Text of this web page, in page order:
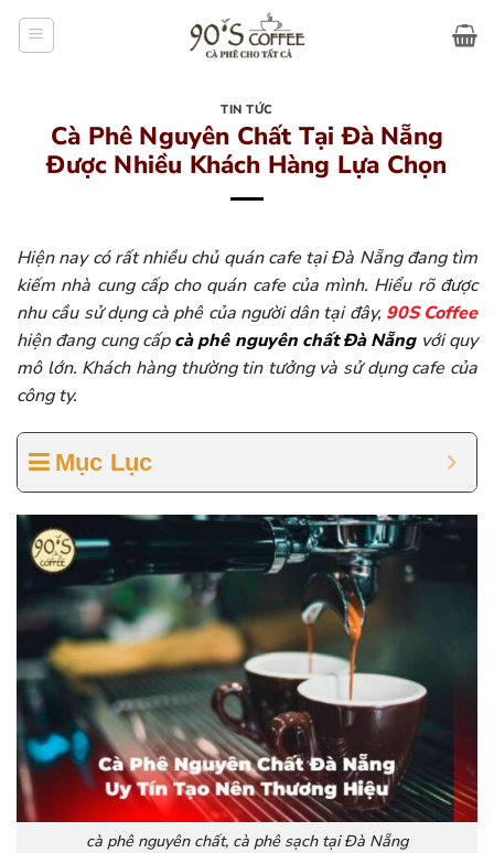
TIN TỨC
Cà Phê Nguyên Chất Tại Đà Nẵng
Được Nhiều Khách Hàng Lựa Chọn
Hiện nay có rất nhiều chủ quán cafe tại Đà Nẵng đang tìm
kiếm nhà cung cấp cho quán cafe của mình. Hiểu rõ được
nhu cầu sử dụng cà phê của người dân tại đây, 90S Coffee
hiện đang cung cấpcà phê nguyên chất Đà Nẵngvới quy
mô lớn. Khách hàng thường tin tưởng và sử dụng cafe của
công ty.
Mục Lục
cà phê nguyên chất, cà phê sạch tại Đà Nẵng